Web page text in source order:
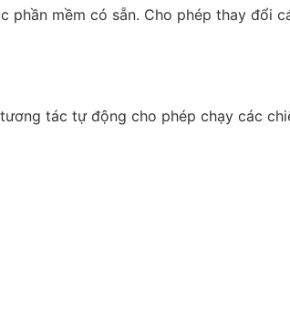
mềm có sẵn. Cho phép thay đổi
tác tự động cho phép chạy các